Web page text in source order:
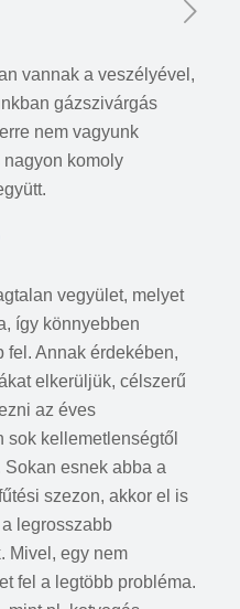
vannak a veszélyével,
gázszivárgás
nem vagyunk
komoly
vegyület, melyet
így könnyebben
fel. Annak érdekében,
elkerüljük, célszerű
az éves
sok kellemetlenségtől
esnek abba a
szezon, akkor el is
legrosszabb
Mivel, egy nem
fel a legtöbb probléma.